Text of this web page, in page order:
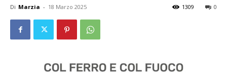
Di Marzia - 18 Marzo 2025 0
1309